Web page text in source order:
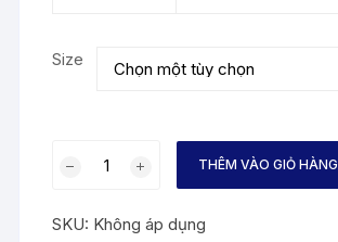
Size
Kiếm
THÊM VÀO GIỎ HÀNG
SKU: Không áp dụng